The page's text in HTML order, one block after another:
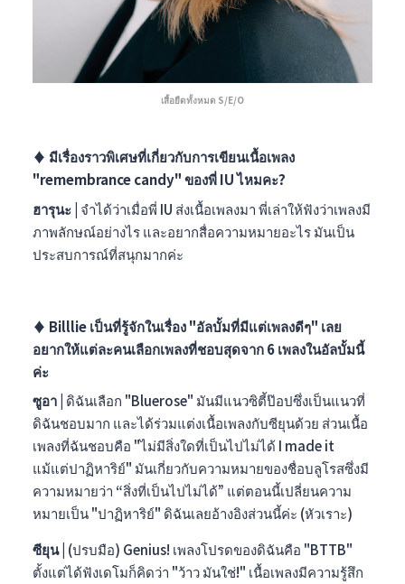
เสื้อยืดทั้งหมด S/E/O
♦︎ มีเรื่องราวพิเศษที่เกี่ยวกับการเขียนเนื้อเพลง
"remembrance candy" ของพี่ IU ไหมคะ?
ฮารุนะ | จำได้ว่าเมื่อพี่ IU ส่งเนื้อเพลงมา พี่เล่าให้ฟังว่าเพลงมี
ภาพลักษณ์อย่างไร และอยากสื่อความหมายอะไร มันเป็น
ประสบการณ์ที่สนุกมากค่ะ
♦︎ Billlie เป็นที่รู้จักในเรื่อง "อัลบั้มที่มีแต่เพลงดีๆ" เลย
อยากให้แต่ละคนเลือกเพลงที่ชอบสุดจาก 6 เพลงในอัลบั้มนี้
ค่ะ
ซูอา | ดิฉันเลือก "Bluerose" มันมีแนวซิตี้ป๊อปซึ่งเป็นแนวที่
ดิฉันชอบมาก และได้ร่วมแต่งเนื้อเพลงกับซียุนด้วย ส่วนเนื้อ
เพลงที่ฉันชอบคือ "ไม่มีสิ่งใดที่เป็นไปไม่ได้ I made it
แม้แต่ปาฏิหาริย์" มันเกี่ยวกับความหมายของชื่อบลูโรสซึ่งมี
ความหมายว่า “สิ่งที่เป็นไปไม่ได้” แต่ตอนนี้เปลี่ยนความ
หมายเป็น "ปาฏิหาริย์" ดิฉันเลยอ้างอิงส่วนนี้ค่ะ (หัวเราะ)
ซียุน | (ปรบมือ) Genius! เพลงโปรดของดิฉันคือ "BTTB"
ตั้งแต่ได้ฟังเดโมก็คิดว่า "ว้าว มันใช่!" เนื้อเพลงมีความรู้สึก